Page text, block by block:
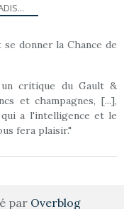
donner la Chance de
critique du Gault &
et champagnes, [...],
a l'intelligence et le
fera plaisir."
par Overblog